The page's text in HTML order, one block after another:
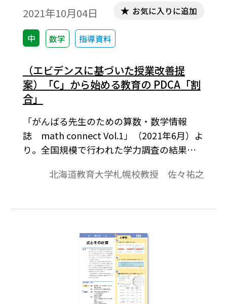
2021年10月04日
中 数学 指導資料
お気に入りに追加
（エビデンスに基づいた授業改善提
案）「C」から始める教育の PDCA「割
合」
「がんばる先生のための算数・数学情報
誌 math connect Vol.1」（2021年6月）よ
り。全国規模で行われた学力調査の結果を
【Action（改善）】、【Plan（計画）】、
につながる教育の PDCA サイクルをご提案
北海道教育大学札幌校教授 佐々祐之